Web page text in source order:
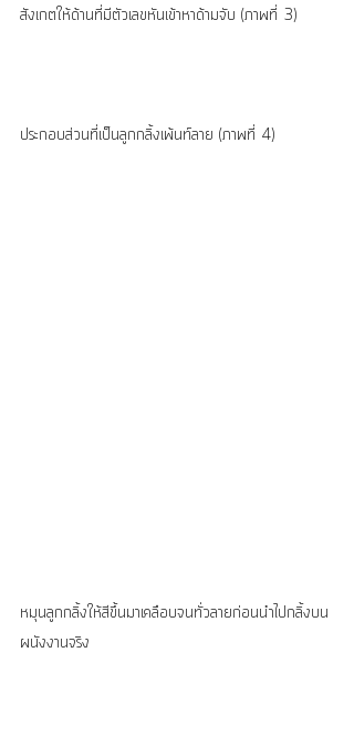
สังเกตให้ด้านที่มีตัวเลขหันเข้าหาด้ามจับ (ภาพที่ 3)
ประกอบส่วนที่เป็นลูกกลิ้งเพ้นท์ลาย (ภาพที่ 4)
หมุนลูกกลิ้งให้สีขึ้นมาเคลือบจนทั่วลายก่อนนำไปกลิ้งบน
ผนังงานจริง